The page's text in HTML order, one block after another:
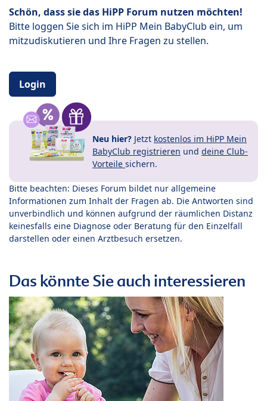
Schön, dass sie das HiPP Forum nutzen möchten!
Bitte loggen Sie sich im HiPP Mein BabyClub ein, um
mitzudiskutieren und Ihre Fragen zu stellen.
Login
Neu hier? Jetzt kostenlos im HiPP Mein
BabyClub registrieren und deine Club-
Vorteile sichern.
Bitte beachten: Dieses Forum bildet nur allgemeine
Informationen zum Inhalt der Fragen ab. Die Antworten sind
unverbindlich und können aufgrund der räumlichen Distanz
keinesfalls eine Diagnose oder Beratung für den Einzelfall
darstellen oder einen Arztbesuch ersetzen.
Das könnte Sie auch interessieren